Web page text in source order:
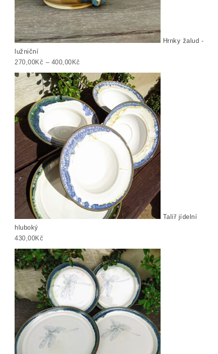
Hrnky žalud -
lužniční
270,00Kč – 400,00 Kč
Talíř jídelní
hluboký
430,00Kč